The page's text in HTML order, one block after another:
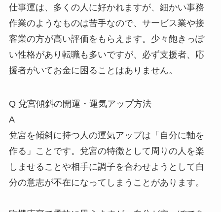
仕事運は、多くの人に好かれますが、細かい事務
作業のようなものは苦手なので、サービス業や接
客業の方が高い評価をもらえます。少々飽きっぽ
い性格があり転職も多いですが、必ず支援者、応
援者がいてお金に困ることはありません。
Q 兌宮傾斜の開運・運気アップ方法
A
兌宮を傾斜に持つ人の運気アップは「自分に軸を
作る」ことです。兌宮の特徴として周りの人を楽
しませることや相手に調子を合わせようとして自
分の意志が不在になってしまうことがあります。